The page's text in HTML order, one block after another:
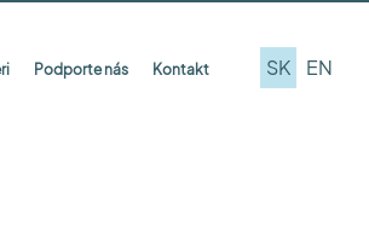
Podporte nás Kontakt SK EN